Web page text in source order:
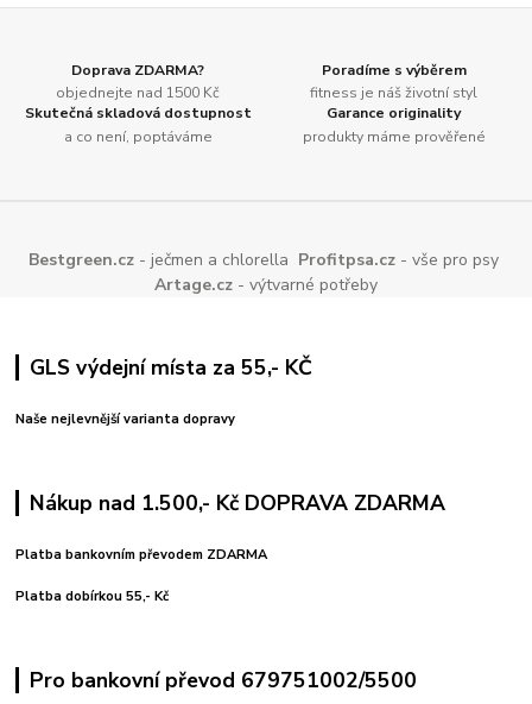
Doprava ZDARMA?
objednejte nad 1500 Kč
Poradíme s výběrem
fitness je náš životní styl
Skutečná skladová dostupnost
a co není, poptáváme
Garance originality
produkty máme prověřené
Bestgreen.cz - ječmen a chlorella Profitpsa.cz - vše pro psy
Artage.cz - výtvarné potřeby
GLS výdejní místa za 55,- KČ
Naše nejlevnější varianta dopravy
Nákup nad 1.500,- Kč DOPRAVA ZDARMA
Platba bankovním převodem ZDARMA
Platba dobírkou 55,- Kč
Pro bankovní převod 679751002/5500